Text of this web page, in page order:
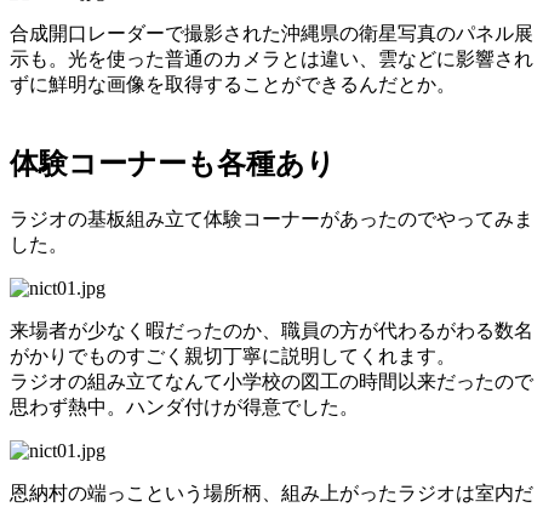
合成開口レーダーで撮影された沖縄県の衛星写真のパネル展
示も。光を使った普通のカメラとは違い、雲などに影響され
ずに鮮明な画像を取得することができるんだとか。
体験コーナーも各種あり
ラジオの基板組み立て体験コーナーがあったのでやってみま
した。
来場者が少なく暇だったのか、職員の方が代わるがわる数名
がかりでものすごく親切丁寧に説明してくれます。
ラジオの組み立てなんて小学校の図工の時間以来だったので
思わず熱中。ハンダ付けが得意でした。
恩納村の端っこという場所柄、組み上がったラジオは室内だ